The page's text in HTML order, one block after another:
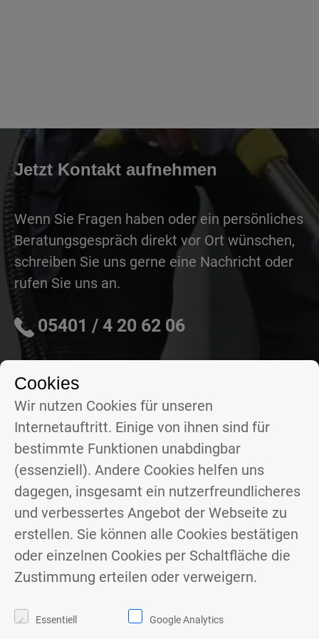
Jetzt Kontakt aufnehmen
Wenn Sie Fragen haben oder ein persönliches
Beratungsgespräch direkt vor Ort wünschen,
schreiben Sie uns gerne eine Nachricht oder
rufen Sie uns an.
05401 / 4 20 62 06
Cookies
Wir nutzen Cookies für unseren
Internetauftritt. Einige von ihnen sind für
bestimmte Funktionen unabdingbar
(essenziell). Andere Cookies helfen uns
dagegen, insgesamt ein nutzerfreundlicheres
und verbessertes Angebot der Webseite zu
erstellen. Sie können alle Cookies bestätigen
oder einzelnen Cookies per Schaltfläche die
Zustimmung erteilen oder verweigern.
Essentiell Google Analytics